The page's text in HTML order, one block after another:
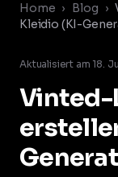
Home › Blog ›
Kleidio (KI-
Aktualisiert am 18.
Vinted-